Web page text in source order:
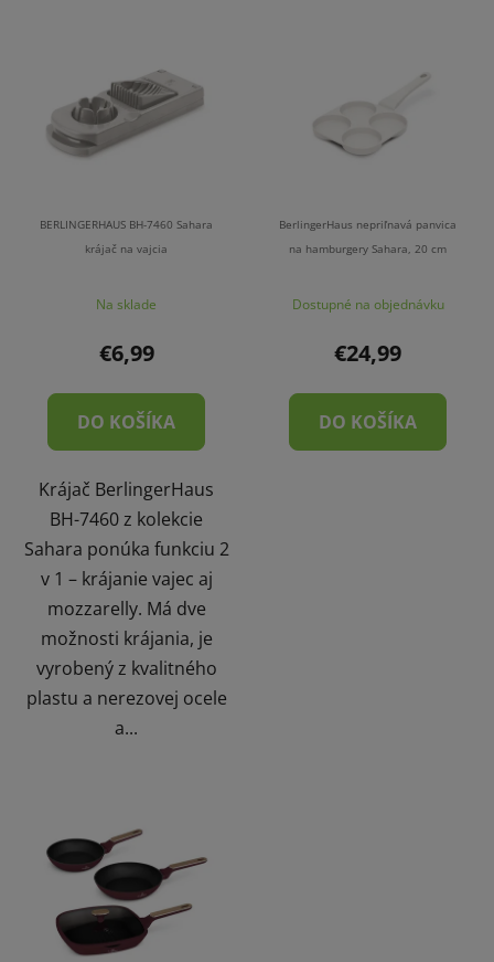
BERLINGERHAUS BH-7460 Sahara
krájač na vajcia
Na sklade
€6,99
DO KOŠÍKA
Krájač BerlingerHaus
BH-7460 z kolekcie
Sahara ponúka funkciu 2
v 1 – krájanie vajec aj
mozzarelly. Má dve
možnosti krájania, je
vyrobený z kvalitného
plastu a nerezovej ocele
a...
BerlingerHaus nepriľnavá panvica
na hamburgery Sahara, 20 cm
Dostupné na objednávku
€24,99
DO KOŠÍKA